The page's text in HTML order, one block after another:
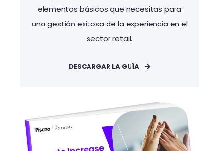
elementos básicos que necesitas para
una gestión exitosa de la experiencia en el
sector retail.
DESCARGAR LA GUÍA